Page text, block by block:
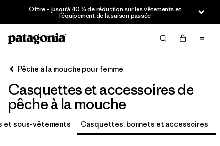
Offre – jusqu’à 40 % de réduction sur les vêtements et
l’équipement de la saison passée
Filter & Sort Effacer tout
Trier par
Filtrer par
Catégorie
Filtrer par
Prix
Filtrer par
Taille
Pêche à la mouche pour femme
Casquettes et accessoires de
pêche à la mouche
et sous-vêtements Casquettes, bonnets et accessoires